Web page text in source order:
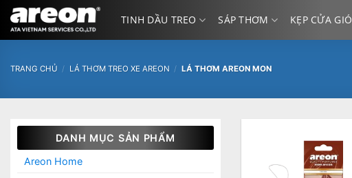
qua
nội
TINH DẦU TREO SÁP THƠM KẸP CỬA GIÓ
TRANG CHỦ / LÁ THƠM TREO XE AREON / LÁ THƠM AREON MON
DANH MỤC SẢN PHẨM
Areon Home